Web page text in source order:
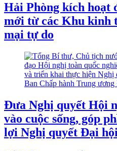
Hải Phòng kích hoạt
mới từ các Khu kinh
mại tự do
Đưa Nghị quyết Hội
vào cuộc sống, góp
lợi Nghị quyết Đại